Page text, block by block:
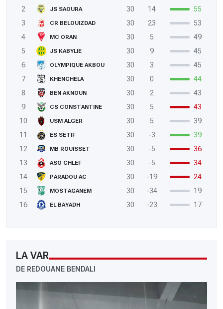
2
JS SAOURA 30 14
55
3
CR BELOUIZDAD 30 23
53
4
MC ORAN 30 5
49
5
JS KABYLIE 30 9
45
6
OLYMPIQUE AKBOU 30 3
45
7
KHENCHELA 30 0
44
8
BEN AKNOUN 30 2
43
9
CS CONSTANTINE 30 5
43
10
USM ALGER 30 5
39
11
ES SETIF 30 -3
39
12
MB ROUISSET 30 -5
36
13
ASO CHLEF 30 -5
34
14
PARADOU AC 30 -19
24
15
MOSTAGANEM 30 -34
19
16
EL BAYADH 30 -23 17
LA VAR
DE REDOUANE BENDALI